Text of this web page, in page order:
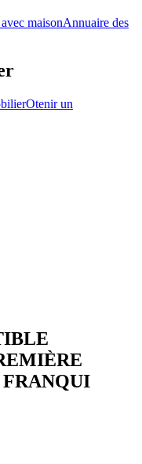
maisonAnnuaire des
Otenir un